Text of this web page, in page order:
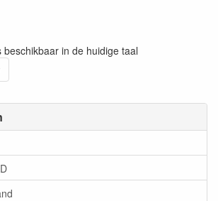
beschikbaar in de huidige taal